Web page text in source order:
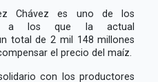
Chávez es uno de los
a los que la actual
total de 2 mil 148 millones
el precio del maíz.
con los productores